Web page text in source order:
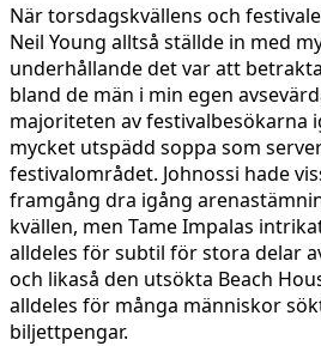
När torsdagskvällens och
Neil Young alltså ställde in med
underhållande det var att
bland de män i min egen
majoriteten av festivalbesökarna
mycket utspädd soppa som
festivalområdet. Johnossi hade
framgång dra igång
kvällen, men Tame Impalas
alldeles för subtil för stora delar
och likaså den utsökta Beach
alldeles för många människor
biljettpengar.